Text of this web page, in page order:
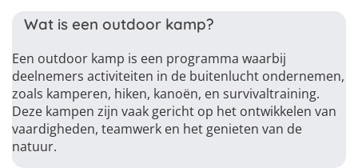
Wat is een outdoor kamp?
Een outdoor kamp is een programma waarbij
deelnemers activiteiten in de buitenlucht ondernemen,
zoals kamperen, hiken, kanoën, en survivaltraining.
Deze kampen zijn vaak gericht op het ontwikkelen van
vaardigheden, teamwerk en het genieten van de
natuur.